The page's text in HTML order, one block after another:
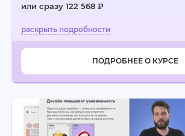
или сразу 122 568 ₽
ПОДРОБНЕЕ О КУРСЕ